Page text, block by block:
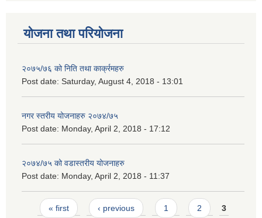
योजना तथा परियोजना
२०७५/७६ को निति तथा कार्क्रमहरु
Post date: Saturday, August 4, 2018 - 13:01
नगर स्तरीय योजनाहरु २०७४/७५
Post date: Monday, April 2, 2018 - 17:12
२०७४/७५ को वडास्तरीय योजनाहरु
Post date: Monday, April 2, 2018 - 11:37
Pages
« first ‹ previous 1 2 3